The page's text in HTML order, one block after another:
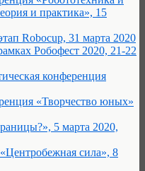
и практика», 15
Robocup, 31 марта 2020
Робофест 2020, 21-22
конференция
«Творчество юных»
5 марта 2020,
сила», 8